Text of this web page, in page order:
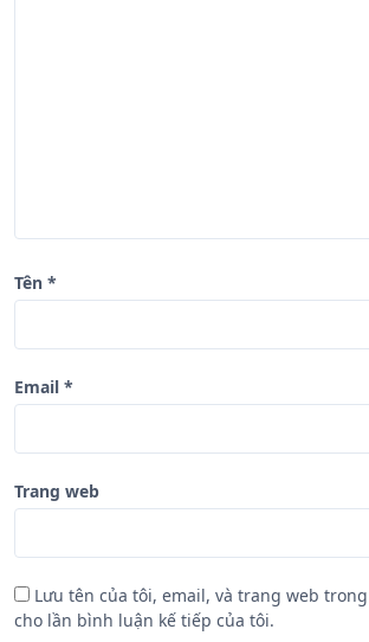
Tên *
Email *
Trang web
Lưu tên của tôi, email, và trang web
cho lần bình luận kế tiếp của tôi.